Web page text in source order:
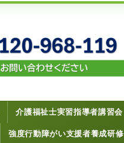
介護福祉士実習指導者講習会
強度行動障がい支援者養成研修